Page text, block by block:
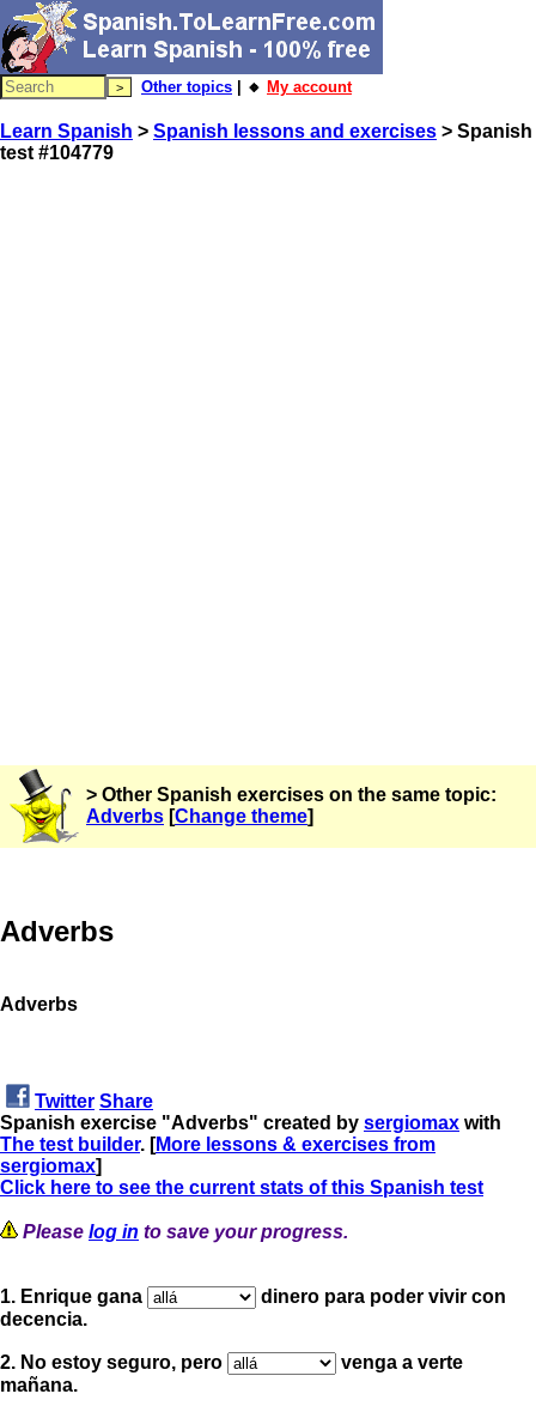
Other topics | 🔸 My account
Learn Spanish > Spanish lessons and exercises > Spanish
test #104779
> Other Spanish exercises on the same topic:
Adverbs [Change theme]
Adverbs
Adverbs
Twitter Share
Spanish exercise "Adverbs" created by sergiomax with
The test builder. [More lessons & exercises from
sergiomax]
Click here to see the current stats of this Spanish test
Please log in to save your progress.
1. Enrique gana
dinero para poder vivir con
decencia.
2. No estoy seguro, pero
venga a verte
mañana.